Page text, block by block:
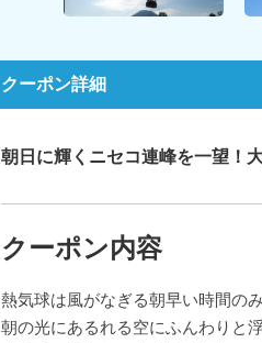
クーポン詳細
朝日に輝くニセコ連峰を一望！
クーポン内容
熱気球は風がなぎる朝早い時間の
朝の光にあるれる空にふんわりと